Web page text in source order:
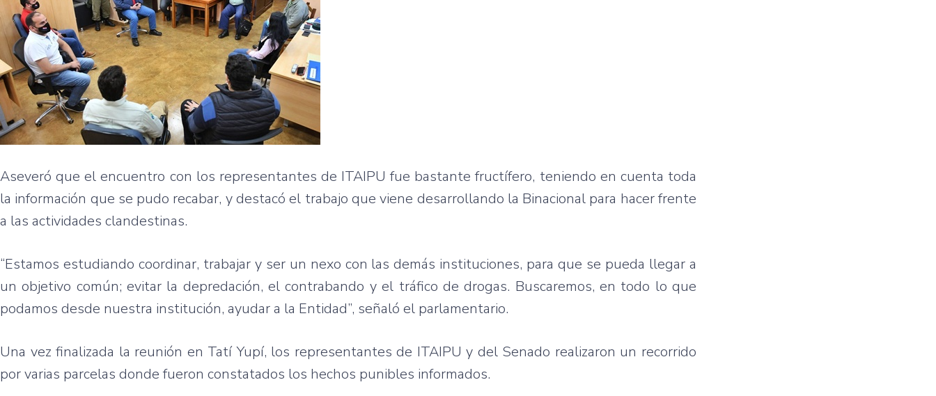
Aseveró que el encuentro con los representantes de ITAIPU fue bastante fructífero, teniendo en cuenta toda
la información que se pudo recabar, y destacó el trabajo que viene desarrollando la Binacional para hacer frente
a las actividades clandestinas.
“Estamos estudiando coordinar, trabajar y ser un nexo con las demás instituciones, para que se pueda llegar a
un objetivo común; evitar la depredación, el contrabando y el tráfico de drogas. Buscaremos, en todo lo que
podamos desde nuestra institución, ayudar a la Entidad”, señaló el parlamentario.
Una vez finalizada la reunión en Tatí Yupí, los representantes de ITAIPU y del Senado realizaron un recorrido
por varias parcelas donde fueron constatados los hechos punibles informados.